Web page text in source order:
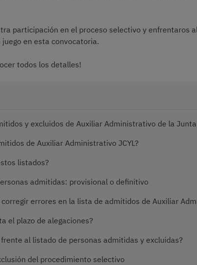
participación en el proceso selectivo y enfrentaros
en esta convocatoria.
todos los detalles!
y excluidos de Auxiliar Administrativo de la
de Auxiliar Administrativo JCYL?
listados?
admitidas: provisional o definitivo
corregir errores en la lista de admitidos de Auxiliar
el plazo de alegaciones?
al listado de personas admitidas y excluidas?
del procedimiento selectivo